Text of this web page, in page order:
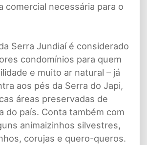
comercial necessária para o
Serra Jundiaí é considerado
condomínios para quem
e muito ar natural – já
aos pés da Serra do Japi,
áreas preservadas de
do país. Conta também com
animaizinhos silvestres,
corujas e quero-queros.